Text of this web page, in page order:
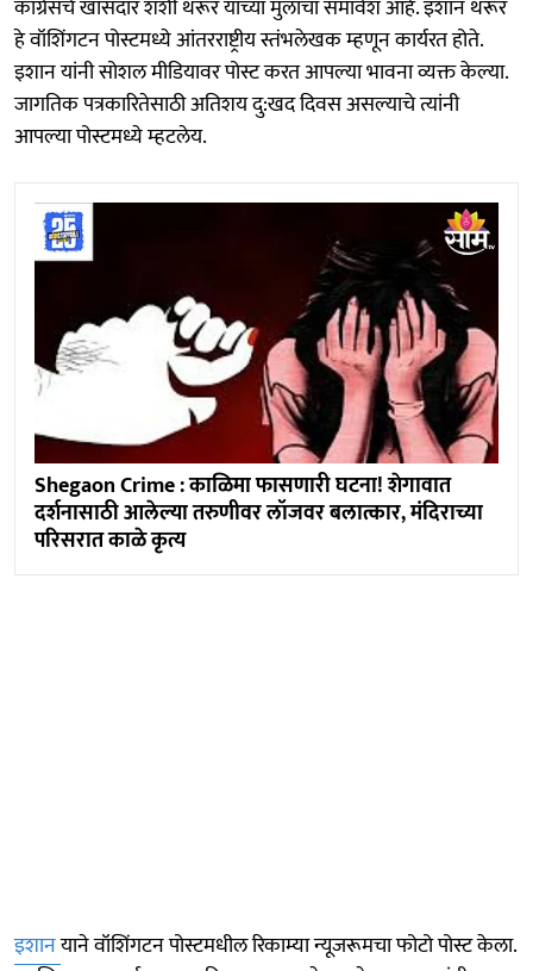
काँग्रेसचे खासदार शशी थरूर यांच्या मुलाचा समावेश आहे. इशान थरूर
हे वॉशिंगटन पोस्टमध्ये आंतरराष्ट्रीय स्तंभलेखक म्हणून कार्यरत होते.
इशान यांनी सोशल मीडियावर पोस्ट करत आपल्या भावना व्यक्त केल्या.
जागतिक पत्रकारितेसाठी अतिशय दु:खद दिवस असल्याचे त्यांनी
आपल्या पोस्टमध्ये म्हटलेय.
Shegaon Crime : काळिमा फासणारी घटना! शेगावात
दर्शनासाठी आलेल्या तरुणीवर लॉजवर बलात्कार, मंदिराच्या
परिसरात काळे कृत्य
इशानयाने वॉशिंगटन पोस्टमधील रिकाम्या न्यूजरूमचा फोटो पोस्ट केला.